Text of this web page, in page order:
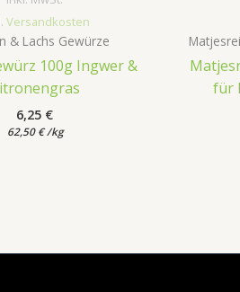
Versandkosten
& Lachs Gewürze
100g Ingwer &
6,25 €
62,50 € /kg
für